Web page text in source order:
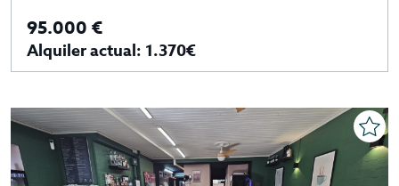
95.000 €
Alquiler actual: 1.370€